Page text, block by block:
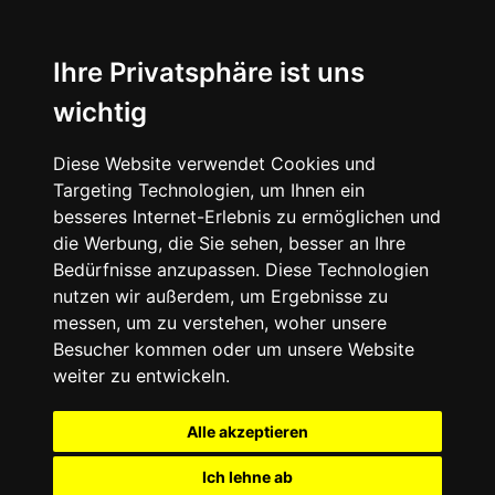
Ihre Privatsphäre ist uns
wichtig
Diese Website verwendet Cookies und
Targeting Technologien, um Ihnen ein
besseres Internet-Erlebnis zu ermöglichen und
die Werbung, die Sie sehen, besser an Ihre
Bedürfnisse anzupassen. Diese Technologien
nutzen wir außerdem, um Ergebnisse zu
messen, um zu verstehen, woher unsere
Besucher kommen oder um unsere Website
weiter zu entwickeln.
Alle akzeptieren
Ich lehne ab